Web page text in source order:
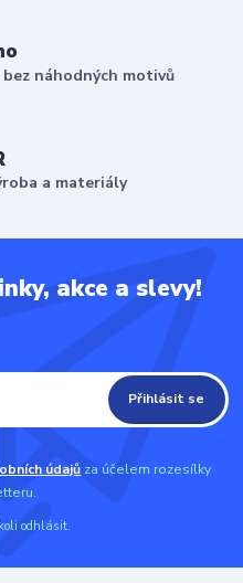
náhodných motivů
a materiály
akce a slevy!
Přihlásit se
údajů za účelem rozesílky
odhlásit.